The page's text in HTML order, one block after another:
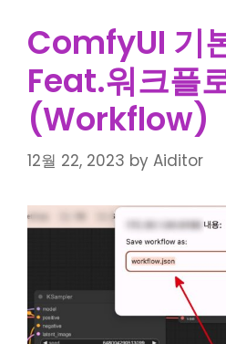
ComfyUI 기
Feat.워크플
(Workflow)
12월 22, 2023 by Aiditor